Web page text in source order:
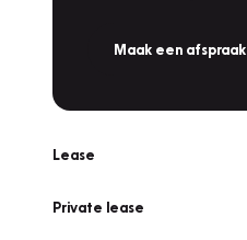
Maak een afspraak
Lease
Private lease